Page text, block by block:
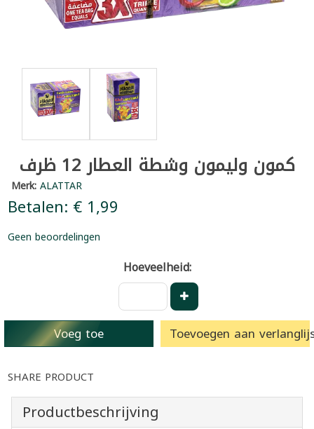
كمون وليمون وشطة العطار 12 ظرف
Merk:ALATTAR
Betalen: € 1,99
Geen beoordelingen
Hoeveelheid:
Voeg toe Toevoegen aan
SHARE PRODUCT
Productbeschrijving